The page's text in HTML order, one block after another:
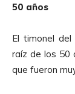
50 años
El timonel del
raíz de los 50
que fueron